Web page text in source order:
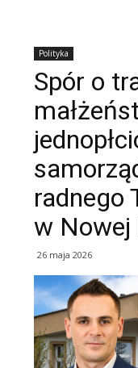
Polityka
Spór o
radnego
w Nowej
26 maja 2026